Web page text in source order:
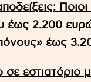
Ποιοι
2.200 ευρώ-
έως
εστιατόριο